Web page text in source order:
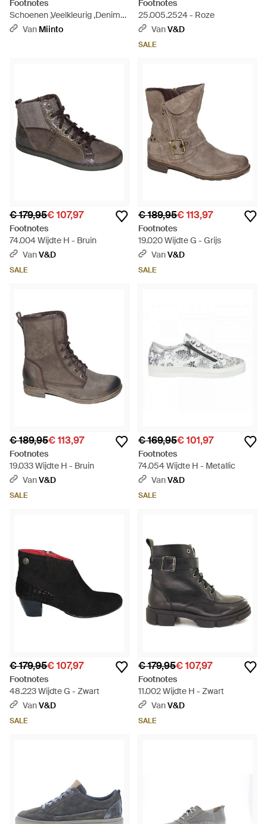
Footnotes
Schoenen ,Veelkleurig ,Denim
Elke Sneaker - Wit
Van Miinto
Footnotes
25.005.2524 - Roze
VanV&D
SALE
€ 179,95€ 107,97
Footnotes
74.004 Wijdte H - Bruin
VanV&D
SALE
€ 189,95€ 113,97
Footnotes
19.020 Wijdte G - Grijs
VanV&D
SALE
€ 189,95€ 113,97
Footnotes
19.033 Wijdte H - Bruin
VanV&D
SALE
€ 169,95€ 101,97
Footnotes
74.054 Wijdte H - Metallic
VanV&D
SALE
€ 179,95€ 107,97
Footnotes
48.223 Wijdte G - Zwart
VanV&D
SALE
€ 179,95€ 107,97
Footnotes
11.002 Wijdte H - Zwart
VanV&D
SALE